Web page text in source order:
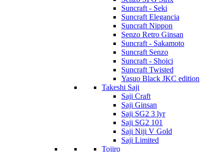
Suncraft - Seki
Suncraft Elegancia
Suncraft Nippon
Senzo Retro Ginsan
Suncraft - Sakamoto
Suncraft Senzo
Suncraft - Shoici
Suncraft Twisted
Yasuo Black JKC edition
Takeshi Saji
Saji Craft
Saji Ginsan
Saji SG2 3 lyr
Saji SG2 101
Saji Niji V Gold
Saji Limited
Tojiro